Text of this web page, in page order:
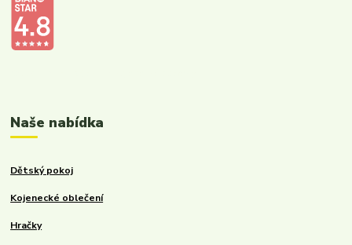
Naše nabídka
Dětský pokoj
Kojenecké oblečení
Hračky